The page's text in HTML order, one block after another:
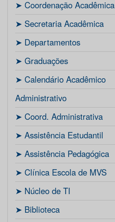
ㅤ➤ Coordenação Acadêmica
ㅤㅤ➤ Secretaria Acadêmica
ㅤ➤ Departamentos
ㅤ➤ Graduações
ㅤ➤ Calendário Acadêmico
Administrativo
ㅤ➤ Coord. Administrativa
ㅤ➤ Assistência Estudantil
ㅤ➤ Assistência Pedagógica
ㅤ➤ Clínica Escola de MVS
ㅤ➤ Núcleo de TI
ㅤ➤ Biblioteca